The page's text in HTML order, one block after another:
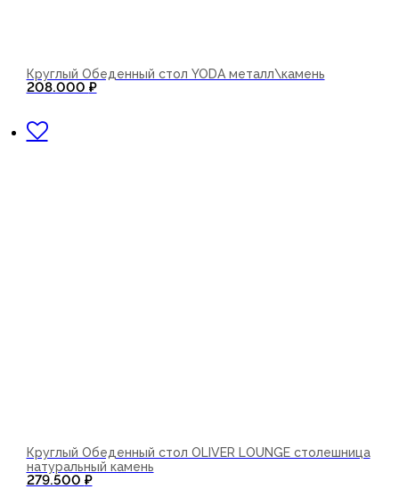
Круглый Обеденный стол YODA металл\камень
208.000 ₽
Круглый Обеденный стол OLIVER LOUNGE столешница
натуральный камень
279.500 ₽